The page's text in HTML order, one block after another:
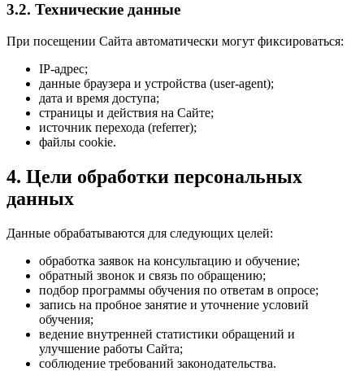
3.2. Технические данные
При посещении Сайта автоматически могут фиксироваться:
IP-адрес;
данные браузера и устройства (user-agent);
дата и время доступа;
страницы и действия на Сайте;
источник перехода (referrer);
файлы cookie.
4. Цели обработки персональных
данных
Данные обрабатываются для следующих целей:
обработка заявок на консультацию и обучение;
обратный звонок и связь по обращению;
подбор программы обучения по ответам в опросе;
запись на пробное занятие и уточнение условий
обучения;
ведение внутренней статистики обращений и
улучшение работы Сайта;
соблюдение требований законодательства.